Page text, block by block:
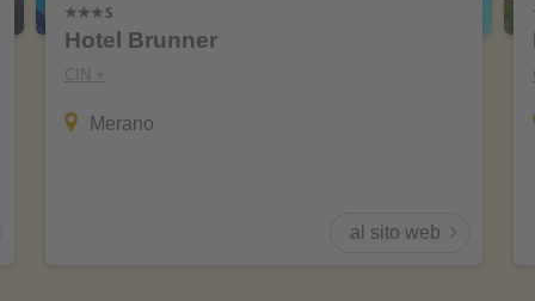
Hotel Brunner
CIN +
Merano
al sito web